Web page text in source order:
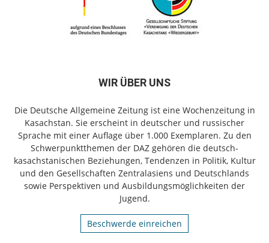
WIR ÜBER UNS
Die Deutsche Allgemeine Zeitung ist eine Wochenzeitung in
Kasachstan. Sie erscheint in deutscher und russischer
Sprache mit einer Auflage über 1.000 Exemplaren. Zu den
Schwerpunktthemen der DAZ gehören die deutsch-
kasachstanischen Beziehungen, Tendenzen in Politik, Kultur
und den Gesellschaften Zentralasiens und Deutschlands
sowie Perspektiven und Ausbildungsmöglichkeiten der
Jugend.
Beschwerde einreichen